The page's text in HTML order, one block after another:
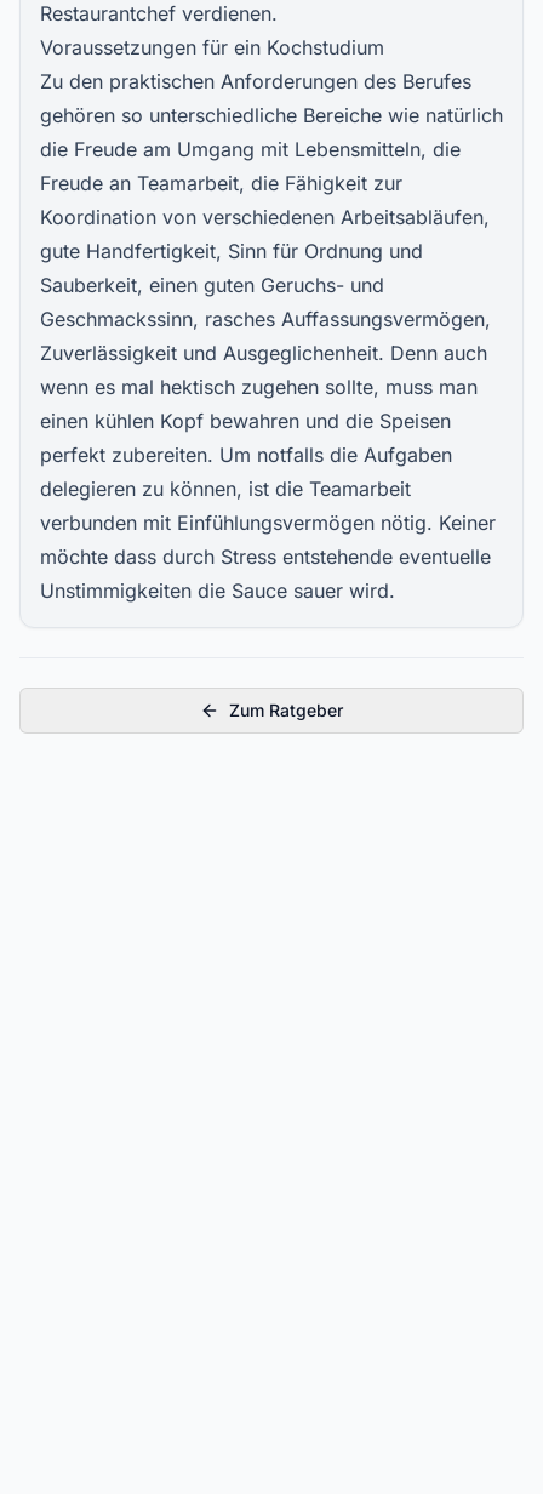
Restaurantchef verdienen.
Voraussetzungen für ein Kochstudium
Zu den praktischen Anforderungen des Berufes
gehören so unterschiedliche Bereiche wie natürlich
die Freude am Umgang mit Lebensmitteln, die
Freude an Teamarbeit, die Fähigkeit zur
Koordination von verschiedenen Arbeitsabläufen,
gute Handfertigkeit, Sinn für Ordnung und
Sauberkeit, einen guten Geruchs- und
Geschmackssinn, rasches Auffassungsvermögen,
Zuverlässigkeit und Ausgeglichenheit. Denn auch
wenn es mal hektisch zugehen sollte, muss man
einen kühlen Kopf bewahren und die Speisen
perfekt zubereiten. Um notfalls die Aufgaben
delegieren zu können, ist die Teamarbeit
verbunden mit Einfühlungsvermögen nötig. Keiner
möchte dass durch Stress entstehende eventuelle
Unstimmigkeiten die Sauce sauer wird.
Zum Ratgeber